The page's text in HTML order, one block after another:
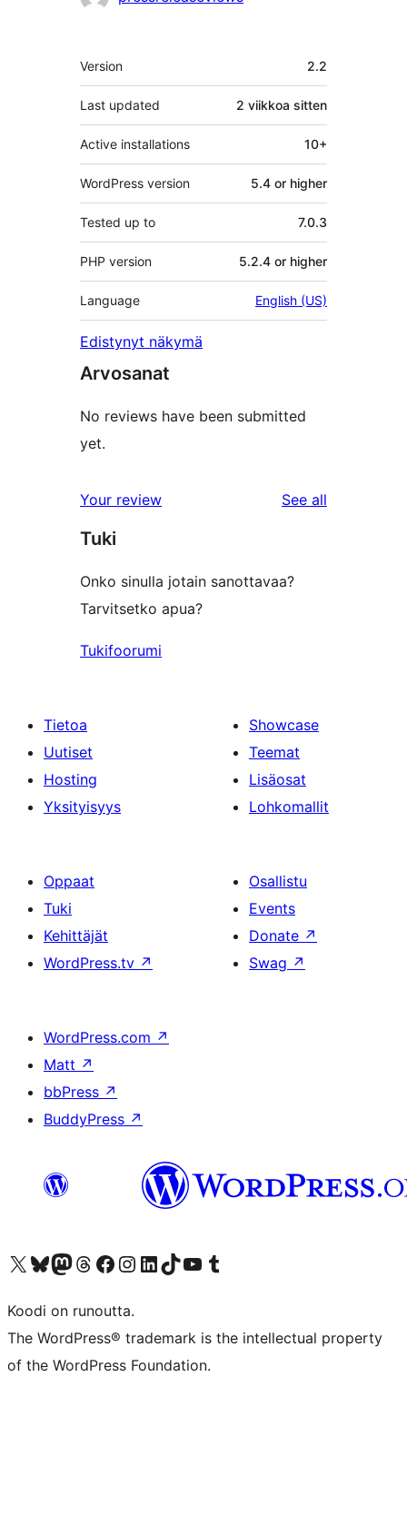
Metatiedot
Version 2.2
Last updated 2 viikkoa sitten
Active installations 10+
WordPress version 5.4 or higher
Tested up to 7.0.3
PHP version 5.2.4 or higher
Language English (US)
Edistynyt näkymä
Arvosanat
No reviews have been submitted
yet.
Your review See all
Tuki
Onko sinulla jotain sanottavaa?
Tarvitsetko apua?
Tukifoorumi
Tietoa
Uutiset
Hosting
Yksityisyys
Showcase
Teemat
Lisäosat
Lohkomallit
Oppaat
Tuki
Kehittäjät
WordPress.tv ↗
Osallistu
Events
Donate ↗
Swag ↗
WordPress.com ↗
Matt ↗
bbPress ↗
BuddyPress ↗
Visit our X (formerly Twitter) account
Visit our Bluesky account
Visit our Mastodon account
Visit our Threads account
Visit our Facebook page
Visit our Instagram account
Visit our LinkedIn account
Visit our TikTok account
Näytä YouTube-kanava
Visit our Tumblr account
Koodi on runoutta.
The WordPress® trademark is the intellectual property
of the WordPress Foundation.